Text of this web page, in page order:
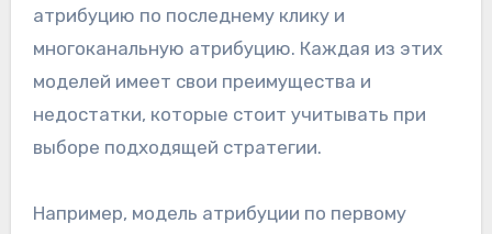
атрибуцию по последнему клику и
многоканальную атрибуцию. Каждая из этих
моделей имеет свои преимущества и
недостатки, которые стоит учитывать при
выборе подходящей стратегии.
Например, модель атрибуции по первому